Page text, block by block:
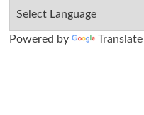
Powered by Translate